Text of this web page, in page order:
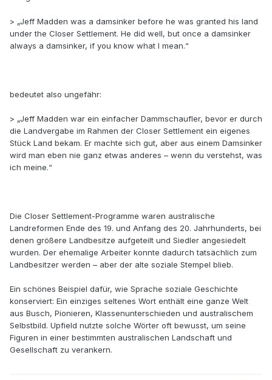
> „Jeff Madden was a damsinker before he was granted his land
under the Closer Settlement. He did well, but once a damsinker
always a damsinker, if you know what I mean.“
bedeutet also ungefähr:
> „Jeff Madden war ein einfacher Dammschaufler, bevor er durch
die Landvergabe im Rahmen der Closer Settlement ein eigenes
Stück Land bekam. Er machte sich gut, aber aus einem Damsinker
wird man eben nie ganz etwas anderes – wenn du verstehst, was
ich meine.“
Die Closer Settlement-Programme waren australische
Landreformen Ende des 19. und Anfang des 20. Jahrhunderts, bei
denen größere Landbesitze aufgeteilt und Siedler angesiedelt
wurden. Der ehemalige Arbeiter konnte dadurch tatsächlich zum
Landbesitzer werden – aber der alte soziale Stempel blieb.
Ein schönes Beispiel dafür, wie Sprache soziale Geschichte
konserviert: Ein einziges seltenes Wort enthält eine ganze Welt
aus Busch, Pionieren, Klassenunterschieden und australischem
Selbstbild. Upfield nutzte solche Wörter oft bewusst, um seine
Figuren in einer bestimmten australischen Landschaft und
Gesellschaft zu verankern.